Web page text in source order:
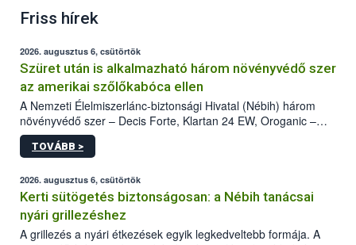
Friss hírek
2026. augusztus 6, csütörtök
Szüret után is alkalmazható három növényvédő szer
az amerikai szőlőkabóca ellen
A Nemzeti Élelmiszerlánc-biztonsági Hivatal (Nébih) három
növényvédő szer – Decis Forte, Klartan 24 EW, Oroganic –
engedélyokiratát módosította, így azok a szüretet követően,
egészen a vesszőérettség (BBCH 91) stádiumáig
érésű szőlőkben is legyen lehetőség a károsító elleni további
védekezésre. Az Oroganic készítmény kis kiszerelésben kiskerti
felhasználók számára is elérhető és ökológiai termesztésben is
engedélyezett.
TOVÁBB >
2026. augusztus 6, csütörtök
Kerti sütögetés biztonságosan: a Nébih tanácsai
nyári grillezéshez
A grillezés a nyári étkezések egyik legkedveltebb formája. A